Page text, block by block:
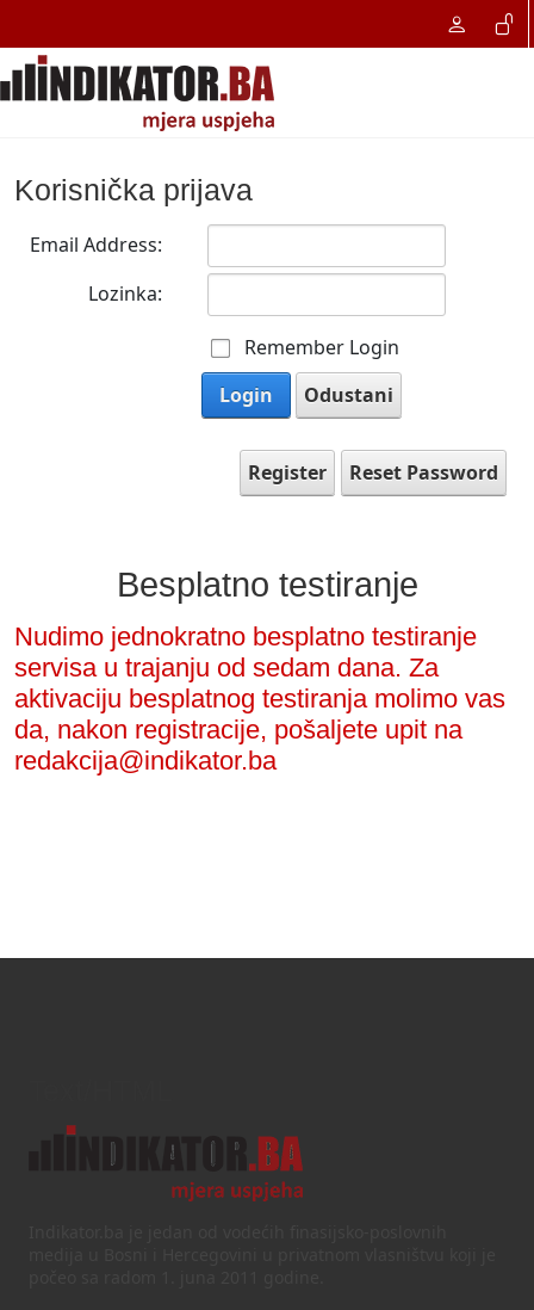
Korisnička prijava
Email Address:
Lozinka:
Remember Login
Login
Odustani
Register Reset Password
Besplatno testiranje
Nudimo jednokratno besplatno testiranje
servisa u trajanju od sedam dana. Za
aktivaciju besplatnog testiranja molimo vas
da, nakon registracije, pošaljete upit na
redakcija@indikator.ba